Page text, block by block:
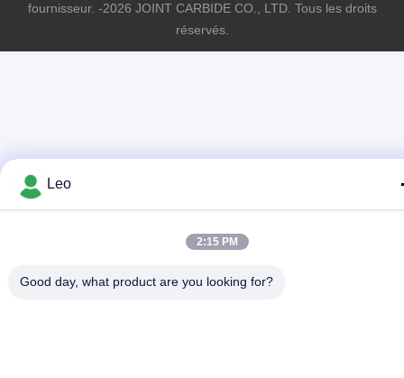
fournisseur. -2026 JOINT CARBIDE CO., LTD. Tous les droits
réservés.
Leo
2:15 PM
Good day, what product are you looking for?